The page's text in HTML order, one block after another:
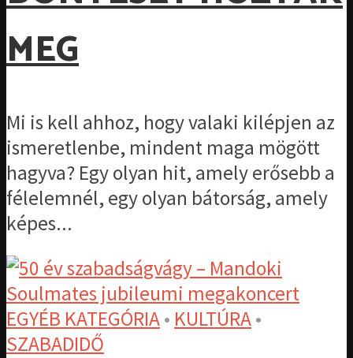
MEG
Mi is kell ahhoz, hogy valaki kilépjen az
ismeretlenbe, mindent maga mögött
hagyva? Egy olyan hit, amely erősebb a
félelemnél, egy olyan bátorság, amely
képes...
EGYÉB KATEGÓRIA• KULTÚRA•
SZABADIDŐ